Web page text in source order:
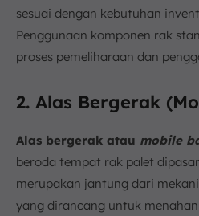
sesuai dengan kebutuhan
Penggunaan komponen rak
proses pemeliharaan dan
2. Alas Bergerak
Alas bergerak atau mobile
beroda tempat rak palet
merupakan jantung dari
yang dirancang untuk